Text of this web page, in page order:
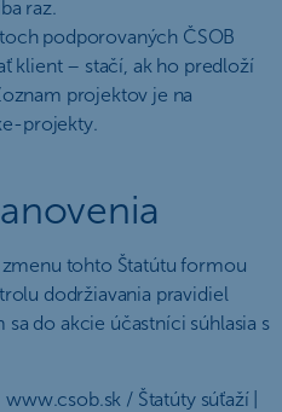
raz.
podporovaných ČSOB
klient – stačí, ak ho predloží
projektov je na
projekty.
zmenu tohto Štatútu formou
dodržiavania pravidiel
do akcie účastníci súhlasia s
/ Štatúty súťaží |